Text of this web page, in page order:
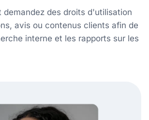
demandez des droits d'utilisation
avis ou contenus clients afin de
interne et les rapports sur les